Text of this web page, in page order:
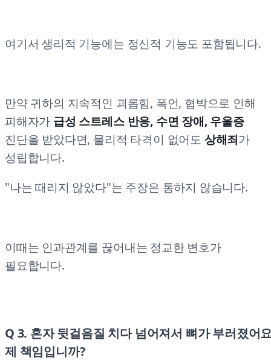
여기서 생리적 기능에는 정신적 기능도 포함됩니다.
만약 귀하의 지속적인 괴롭힘, 폭언, 협박으로 인해
피해자가 급성 스트레스 반응, 수면 장애, 우울증
진단을 받았다면, 물리적 타격이 없어도 상해죄가
성립합니다.
"나는 때리지 않았다"는 주장은 통하지 않습니다.
이때는 인과관계를 끊어내는 정교한 변호가
필요합니다.
Q 3. 혼자 뒷걸음질 치다 넘어져서 뼈가 부러졌어
제 책임입니까?